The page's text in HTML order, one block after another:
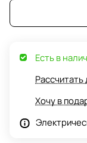
Есть в
Рассчитать
Хочу в